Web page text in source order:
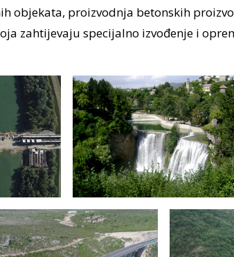
objekata, proizvodnja betonskih
zahtijevaju specijalno izvođenje i